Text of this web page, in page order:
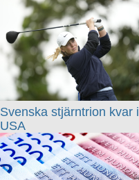
Svenska stjärntrion kvar i
USA